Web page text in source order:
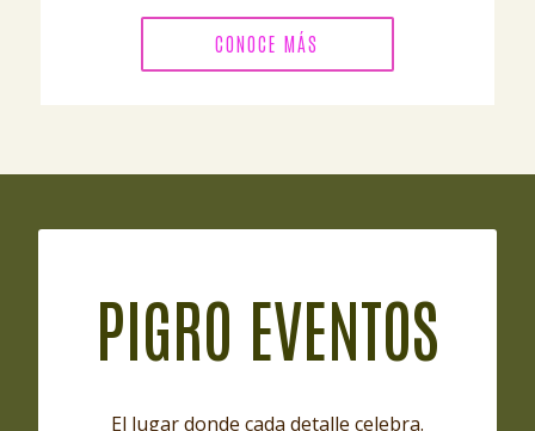
CONOCE MÁS
PIGRO EVENTOS
El lugar donde cada detalle celebra.